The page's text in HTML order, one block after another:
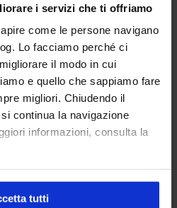
i servizi che ti offriamo
come le persone navigano
Lo facciamo perché ci
il modo in cui
e quello che sappiamo fare
migliori. Chiudendo il
continua la navigazione
informazioni, consulta la
tutti